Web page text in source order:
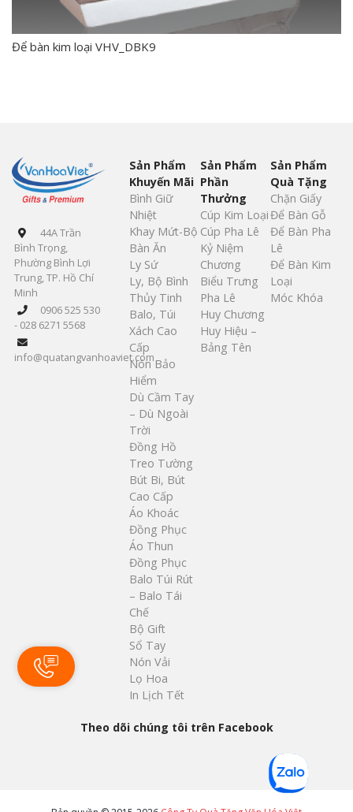
Để bàn kim loại VHV_DBK9
44A Trần
Bình Trọng,
Phường Bình Lợi
Trung, TP. Hồ Chí
Minh
0906 525 530
- 028 6271 5568
info@quatangvanhoaviet.com
Sản Phẩm
Khuyến Mãi
Bình Giữ
Nhiệt
Khay Mứt-Bộ
Bàn Ăn
Ly Sứ
Ly, Bộ Bình
Thủy Tinh
Balo, Túi
Xách Cao
Cấp
Nón Bảo
Hiểm
Dù Cầm Tay
– Dù Ngoài
Trời
Đồng Hồ
Treo Tường
Bút Bi, Bút
Cao Cấp
Áo Khoác
Đồng Phục
Áo Thun
Đồng Phục
Balo Túi Rút
– Balo Tái
Chế
Bộ Gift
Sổ Tay
Nón Vải
Lọ Hoa
In Lịch Tết
Sản Phẩm
Phần
Thưởng
Cúp Kim Loại
Cúp Pha Lê
Kỷ Niệm
Chương
Biểu Trưng
Pha Lê
Huy Chương
Huy Hiệu –
Bảng Tên
Sản Phẩm
Quà Tặng
Chặn Giấy
Để Bàn Gỗ
Để Bàn Pha
Lê
Để Bàn Kim
Loại
Móc Khóa
Theo dõi chúng tôi trên Facebook